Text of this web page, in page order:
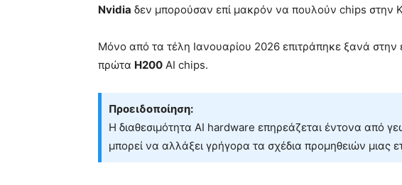
Nvidia δεν μπορούσαν επί μακρόν να πουλούν chips στην
Μόνο από τα τέλη Ιανουαρίου 2026 επιτράπηκε ξανά στην
πρώτα H200 AI chips.
Προειδοποίηση:
Η διαθεσιμότητα AI hardware επηρεάζεται έντονα από
μπορεί να αλλάξει γρήγορα τα σχέδια προμηθειών μιας